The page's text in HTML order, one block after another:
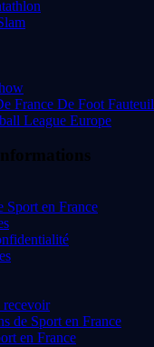
France De Foot Fauteuil
League Europe
Sport en France
recevoir
de Sport en France
en France